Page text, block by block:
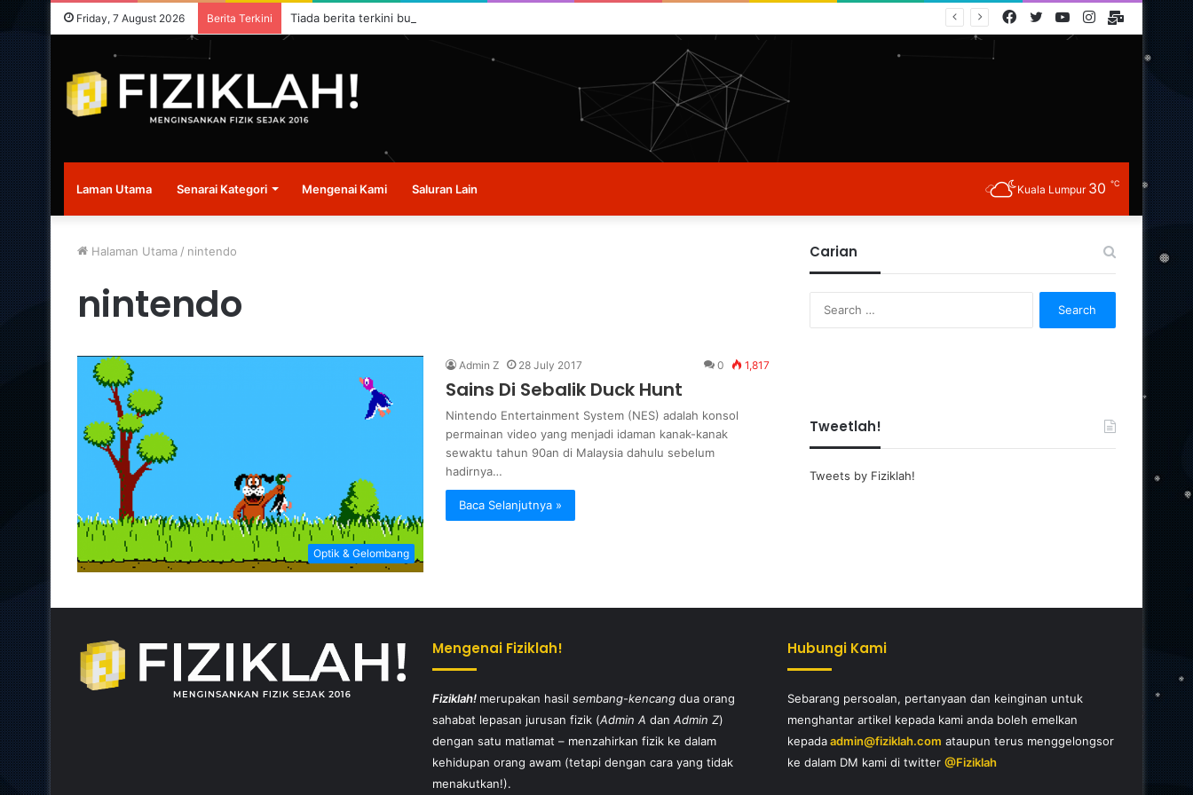
Friday, 7 August 2026 Berita Terkini Tiada berita terkini buat masa ini.
E-
Instagram
YouTube
Twitter
Facebook
Laman Utama Senarai Kategori Mengenai Kami Saluran Lain Kuala Lumpur 30 ℃
Halaman Utama / nintendo
nintendo
Optik & Gelombang
Admin Z 28 July 2017 0 1,817
Sains Di Sebalik Duck Hunt
Nintendo Entertainment System (NES) adalah konsol
permainan video yang menjadi idaman kanak-kanak
sewaktu tahun 90an di Malaysia dahulu sebelum
hadirnya…
Baca Selanjutnya »
Carian
Tweetlah!
Tweets by Fiziklah!
Mengenai Fiziklah!
Fiziklah! merupakan hasil sembang-kencang dua orang
sahabat lepasan jurusan fizik (Admin A dan Admin Z)
dengan satu matlamat – menzahirkan fizik ke dalam
kehidupan orang awam (tetapi dengan cara yang tidak
menakutkan!).
Hubungi Kami
Sebarang persoalan, pertanyaan dan keinginan untuk
menghantar artikel kepada kami anda boleh emelkan
kepadaadmin@fiziklah.com ataupun terus menggelongsor
ke dalam DM kami di twitter @Fiziklah